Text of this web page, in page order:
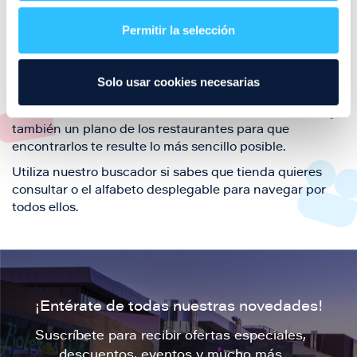
Permitir la selección
Solo usar cookies necesarias
también de nuestra oferta de ocio y shopping durante
tu visita.
El este directorio de restaurantes de Puerto Venecia
también un plano de los restaurantes para que
encontrarlos te resulte lo más sencillo posible.
Utiliza nuestro buscador si sabes que tienda quieres
consultar o el alfabeto desplegable para navegar por
todos ellos.
¡Entérate de todas nuestras novedades!
Suscríbete para recibir ofertas especiales,